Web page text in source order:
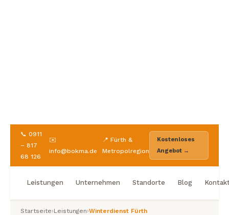
📞 0911
– 817
68 126
✉️
info@bokma.de
📍 Fürth &
Metropolregion
Kostenloses
Angebot →
Leistungen Unternehmen Standorte Blog
Startseite›Leistungen›Winterdienst Fürth